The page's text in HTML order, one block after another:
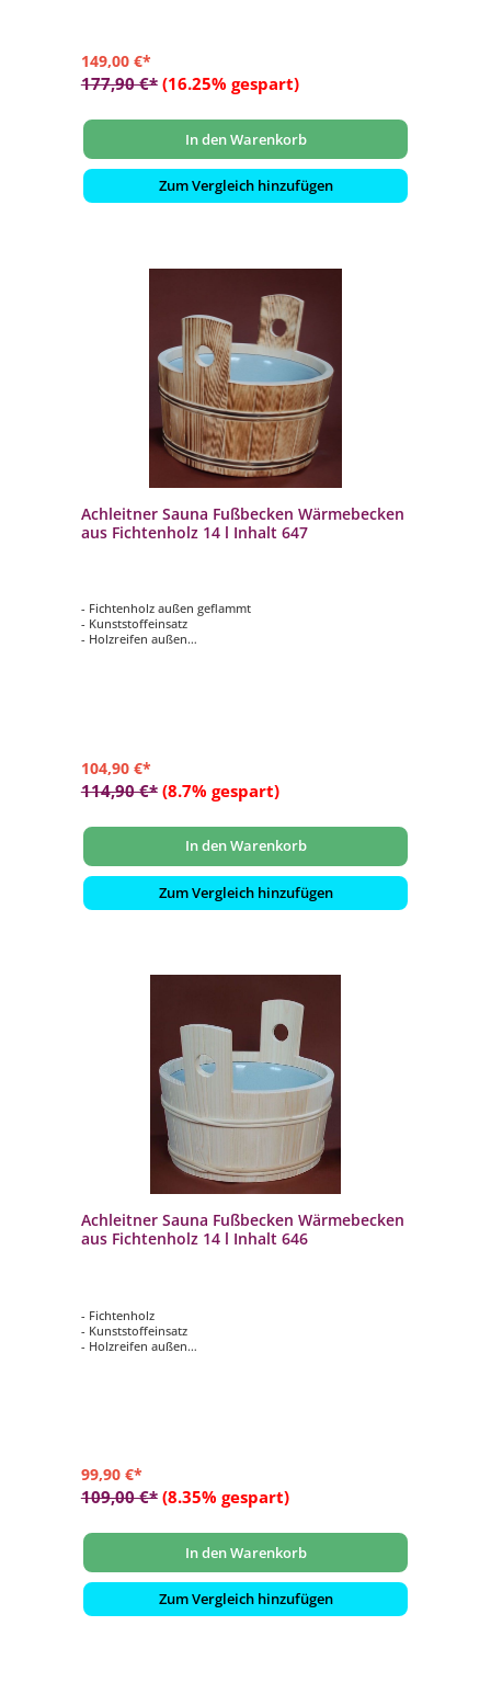
149,00 €*
177,90 €* (16.25% gespart)
In den Warenkorb
Zum Vergleich hinzufügen
Achleitner Sauna Fußbecken Wärmebecken
aus Fichtenholz 14 l Inhalt 647
- Fichtenholz außen geflammt
- Kunststoffeinsatz
- Holzreifen außen
104,90 €*
114,90 €* (8.7% gespart)
In den Warenkorb
Zum Vergleich hinzufügen
Achleitner Sauna Fußbecken Wärmebecken
aus Fichtenholz 14 l Inhalt 646
- Fichtenholz
- Kunststoffeinsatz
- Holzreifen außen
99,90 €*
109,00 €* (8.35% gespart)
In den Warenkorb
Zum Vergleich hinzufügen